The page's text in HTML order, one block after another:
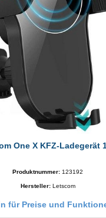
Letscom One X KFZ-
Produktnummer: 123192
Hersteller: Letscom
für Preise und